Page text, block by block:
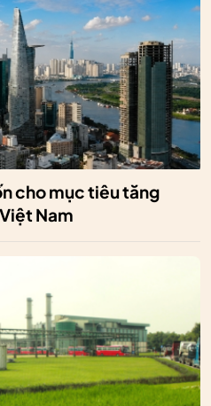
cho mục tiêu tăng
Nam